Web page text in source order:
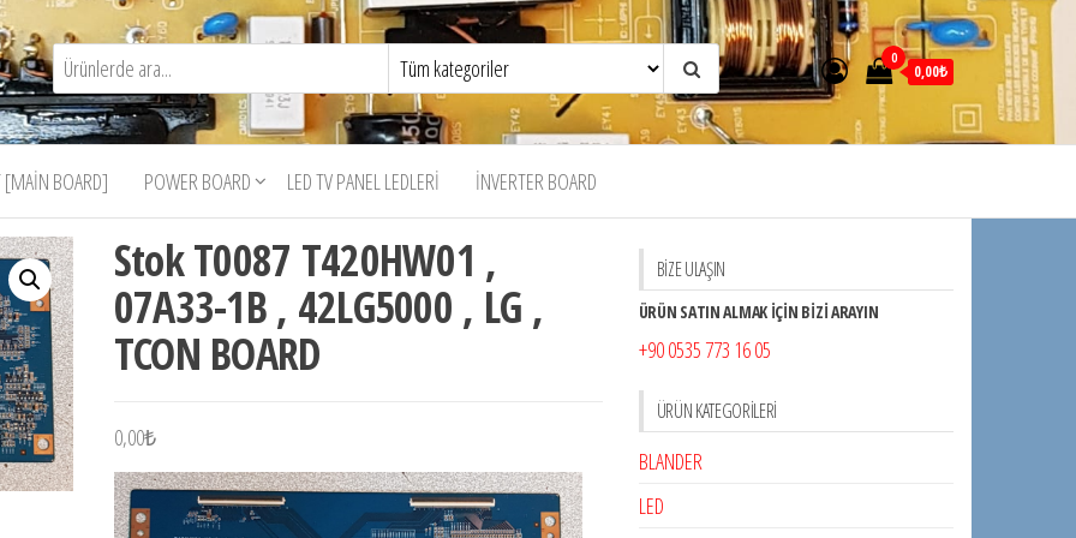
0
0,00₺
[MAIN BOARD] POWER BOARD LED TV PANEL LEDLERI İNVERTER BOARD
Stok T0087 T420HW01 ,
07A33-1B , 42LG5000 , LG ,
TCON BOARD
0,00₺
BİZE ULAŞIN
ÜRÜN SATIN ALMAK İÇİN BİZİ ARAYIN
+90 0535 773 16 05
ÜRÜN KATEGORILERI
BLANDER
LED